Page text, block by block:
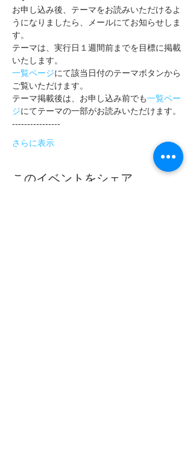
お申し込み後、テーマをお読みいただけるよ
うになりましたら、メールにてお知らせしま
す。
テーマは、実行日１週間前までを目標に掲載
いたします。
一覧ページにて該当日付のテーマボタンから
ご覧いただけます。
テーマ掲載後は、お申し込み前でも一覧ペー
ジにてテーマの一部がお読みいただけます。
----------------
さらに表示
このイベントをシェア